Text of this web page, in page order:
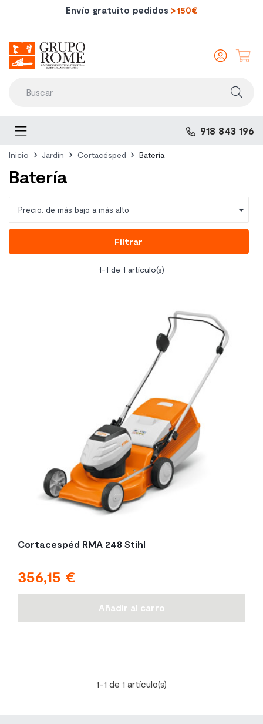
Envío gratuito pedidos >150€
Iniciar
Toggle
navigation
918 843 196
Inicio Jardín Cortacésped Batería
Batería
Precio: de más bajo a más alto 
Filtrar
1-1 de 1 artículo(s)
Cortacespéd RMA 248 Stihl
Precio
356,15 €
Añadir al carro
1-1 de 1 artículo(s)